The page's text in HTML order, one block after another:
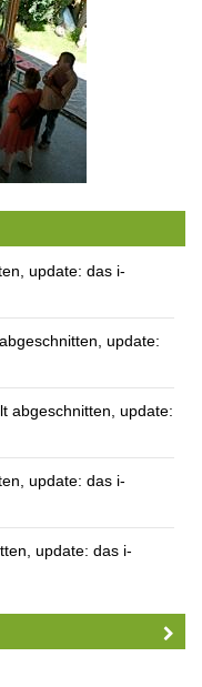
In Berger Ateliers Folge 3: Bei Juschi Bannaski & Roman Woerndl in Aufkirchen
update: das i-
update:
abgeschnitten, update:
update: das i-
update: das i-